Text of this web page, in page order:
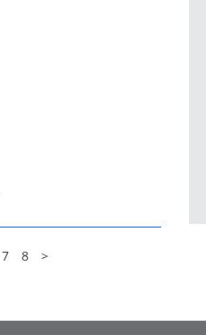
7 8 >